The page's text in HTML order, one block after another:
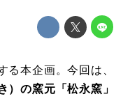
る本企画。今回は、
）の窯元「松永窯」